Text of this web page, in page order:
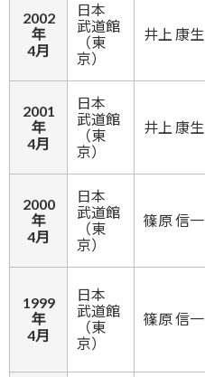
2002
年
4月
日本
武道館
（東
京）
井上 康生
2001
年
4月
日本
武道館
（東
京）
井上 康生
2000
年
4月
日本
武道館
（東
京）
篠原 信一
1999
年
4月
日本
武道館
（東
京）
篠原 信一